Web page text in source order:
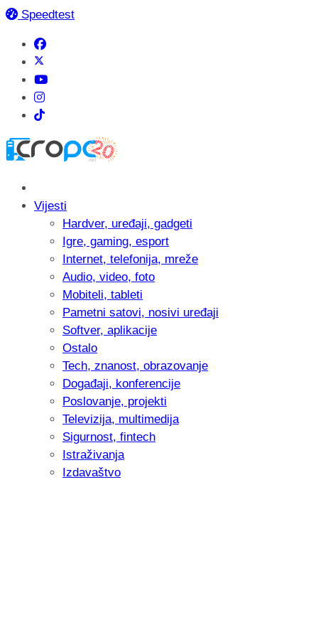
Speedtest
Vijesti
Hardver, uređaji, gadgeti
Igre, gaming, esport
Internet, telefonija, mreže
Audio, video, foto
Mobiteli, tableti
Pametni satovi, nosivi uređaji
Softver, aplikacije
Ostalo
Tech, znanost, obrazovanje
Događaji, konferencije
Poslovanje, projekti
Televizija, multimedija
Sigurnost, fintech
Istraživanja
Izdavaštvo